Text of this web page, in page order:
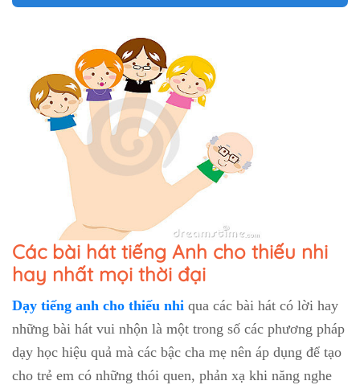
Các bài hát tiếng Anh cho thiếu nhi
hay nhất mọi thời đại
Dạy tiếng anh cho thiếu nhi qua các bài hát có lời hay
những bài hát vui nhộn là một trong số các phương pháp
dạy học hiệu quả mà các bậc cha mẹ nên áp dụng để tạo
cho trẻ em có những thói quen, phản xạ khi năng nghe